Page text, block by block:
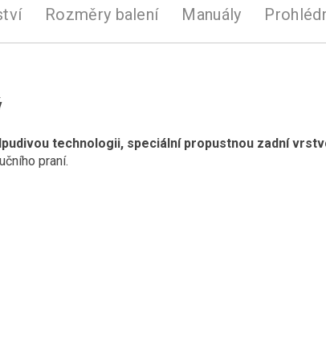
Rozměry balení Manuály
technologii, speciální propustnou zadní
praní.